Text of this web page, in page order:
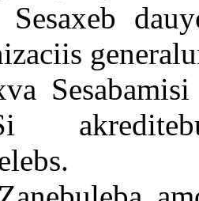
Sesaxeb
Sesabamisi
.